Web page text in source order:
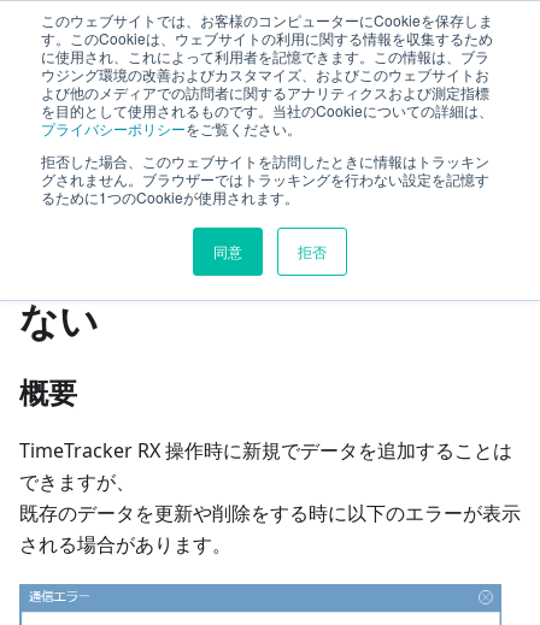
このウェブサイトでは、お客様のコンピューターにCookieを保存しま
す。このCookieは、ウェブサイトの利用に関する情報を収集するため
に使用され、これによって利用者を記憶できます。この情報は、ブラ
ウジング環境の改善およびカスタマイズ、およびこのウェブサイトお
よび他のメディアでの訪問者に関するアナリティクスおよび測定指標
を目的として使用されるものです。当社のCookieについての詳細は、
プライバシーポリシーをご覧ください。
拒否した場合、このウェブサイトを訪問したときに情報はトラッキン
グされません。ブラウザーではトラッキングを行わない設定を記憶す
るために1つのCookieが使用されます。
同意 拒否
TimeTracker RX ヘルプ
トラブルシューティング
プロジェクト管理
このページの見出し
データの更新や削除ができ
ない
概要
TimeTracker RX 操作時に新規でデータを追加することは
できますが、
既存のデータを更新や削除をする時に以下のエラーが表示
される場合があります。